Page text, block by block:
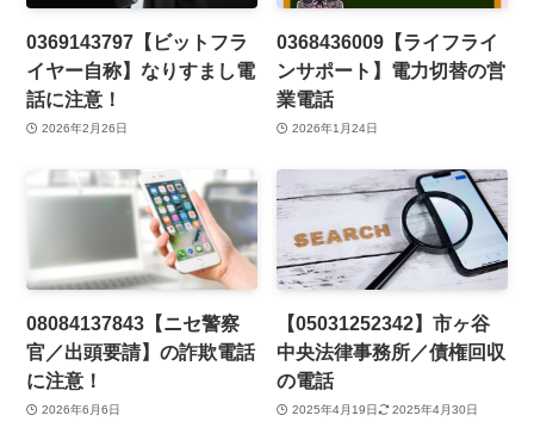
0369143797【ビットフラ
イヤー自称】なりすまし電
話に注意！
2026年2月26日
0368436009【ライフライ
ンサポート】電力切替の営
業電話
2026年1月24日
08084137843【ニセ警察
官／出頭要請】の詐欺電話
に注意！
2026年6月6日
【05031252342】市ヶ谷
中央法律事務所／債権回収
の電話
2025年4月19日 2025年4月30日